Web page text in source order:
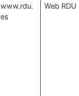
www.rdu.
es
Web RDU